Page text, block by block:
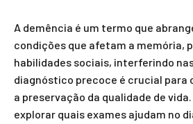
A demência é um termo que
condições que afetam a memória,
habilidades sociais, interferindo
diagnóstico precoce é crucial para
a preservação da qualidade de
explorar quais exames ajudam no